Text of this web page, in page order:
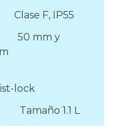
F, IP55
mm y
lock
1.1 L